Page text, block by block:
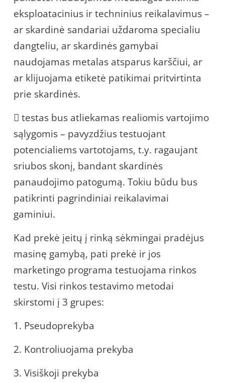
eksploatacinius ir techninius reikalavimus –
ar skardinė sandariai uždaroma specialiu
dangteliu, ar skardinės gamybai
naudojamas metalas atsparus karščiui, ar
ar klijuojama etiketė patikimai pritvirtinta
prie skardinės.
 testas bus atliekamas realiomis vartojimo
sąlygomis – pavyzdžius testuojant
potencialiems vartotojams, t.y. ragaujant
sriubos skonį, bandant skardinės
panaudojimo patogumą. Tokiu būdu bus
patikrinti pagrindiniai reikalavimai
gaminiui.
Kad prekė įeitų į rinką sėkmingai pradėjus
masinę gamybą, pati prekė ir jos
marketingo programa testuojama rinkos
testu. Visi rinkos testavimo metodai
skirstomi į 3 grupes:
1. Pseudoprekyba
2. Kontroliuojama prekyba
3. Visiškoji prekyba